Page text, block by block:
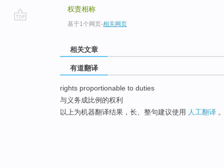
权责相称
基于1个网页-相关网页
相关文章
有道翻译
rights proportionable to duties
与义务成比例的权利
以上为机器翻译结果，长、整句建议使用 人工翻译